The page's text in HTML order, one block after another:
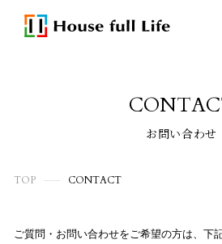
お問い合わせ
TOP CONTACT
ご質問・お問い合わせをご希望の方は、下